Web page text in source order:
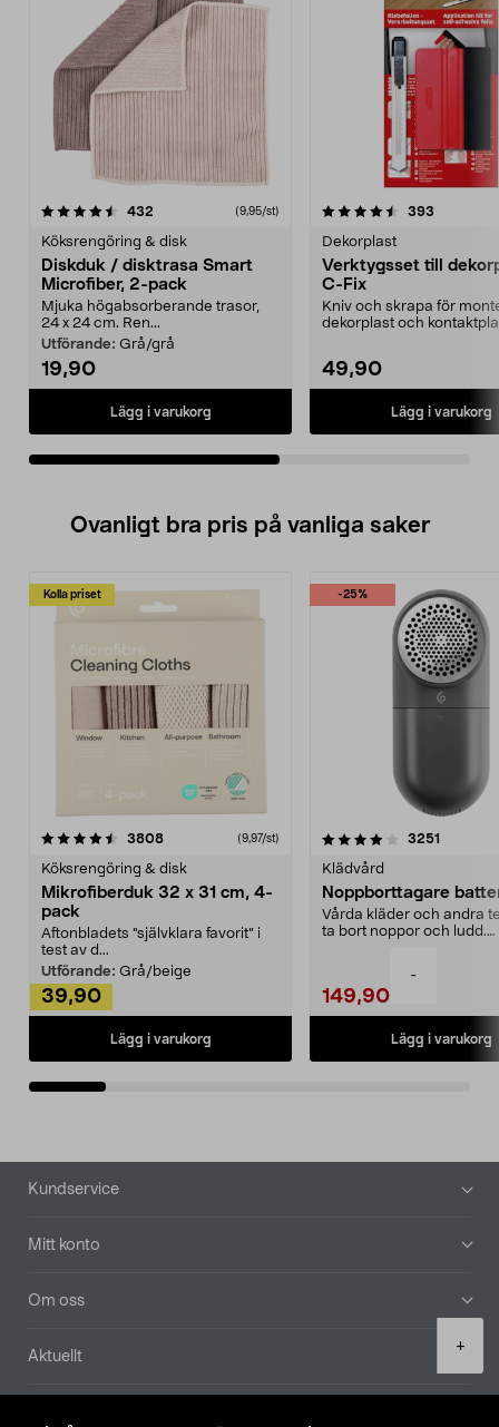
-
+
432 (9,95/st)
Köksrengöring & disk
Diskduk / disktrasa Smart
Microfiber, 2-pack
Mjuka högabsorberande trasor,
24 x 24 cm. Ren...
Utförande: Grå/grå
19,90
Lägg i varukorg
4.5av 5 stjärnor 393
Dekorplast
Verktygsset till
C-Fix
Kniv och skrapa för
dekorplast och
49,90
Lägg i varukorg
4.0av 5 stjärnor
Ovanligt bra pris på vanliga saker
Kolla priset
3808recensioner (9,97/st)
Köksrengöring & disk
Mikrofiberduk 32 x 31 cm, 4-
pack
Aftonbladets "självklara favorit” i
test av d...
Utförande: Grå/beige
39,90
Lägg i varukorg
-25%
4.0av 5 stjärnor 3251
Klädvård
Noppborttagare
Vårda kläder och andra
ta bort noppor och ludd.
149,90
Lägg i varukorg
4.5av 5 stjärnor
Sidfot
Kundservice
Mitt konto
Om oss
Aktuellt